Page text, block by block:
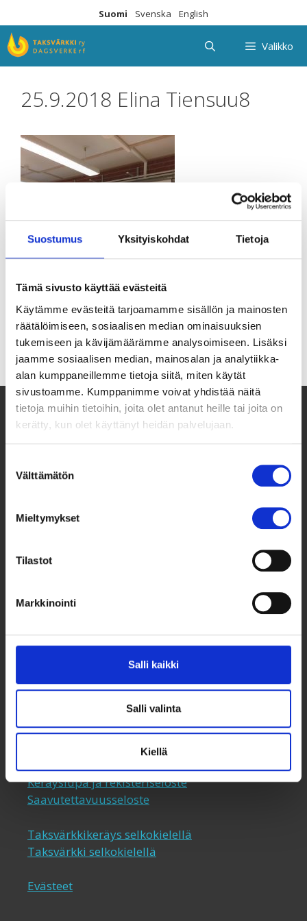
Suostumus Yksityiskohdat Tietoja
Tämä sivusto käyttää evästeitä
Käytämme evästeitä tarjoamamme sisällön ja mainosten
räätälöimiseen, sosiaalisen median ominaisuuksien
tukemiseen ja kävijämäärämme analysoimiseen. Lisäksi
jaamme sosiaalisen median, mainosalan ja analytiikka-
alan kumppaneillemme tietoja siitä, miten käytät
sivustoamme. Kumppanimme voivat yhdistää näitä
tietoja muihin tietoihin, joita olet antanut heille tai joita on
kerätty, kun olet käyttänyt heidän palvelujaan.
valinta
Välttämätön
Mieltymykset
Tilastot
Markkinointi
Salli kaikki
Salli valinta
Kiellä
sisältöön
Suomi Svenska English
Valikko
25.9.2018 Elina Tiensuu8
Siltasaarenkatu 4, 7. krs,
00530 Helsinki
050 341 5507
Taksvärkki-keräys
Yhteystiedot
Keräyslupa ja rekisteriseloste
Saavutettavuusseloste
Taksvärkkikeräys selkokielellä
Taksvärkki selkokielellä
Evästeet